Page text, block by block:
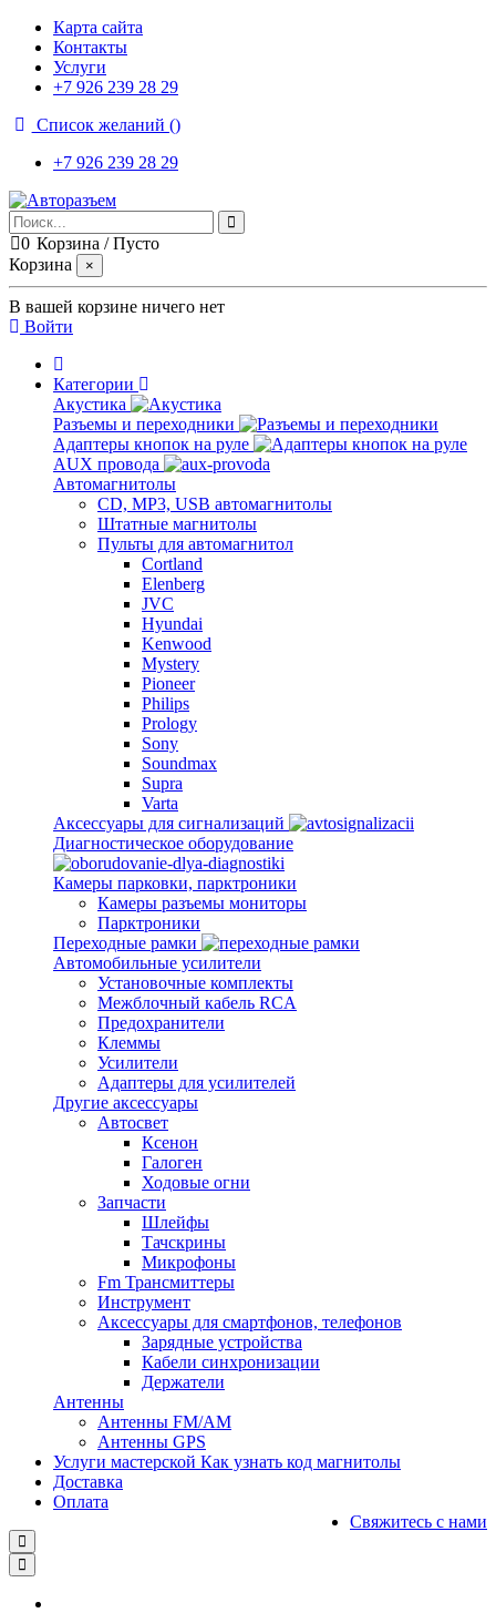
Карта сайта
Контакты
Услуги
+7 926 239 28 29
Список желаний ()
+7 926 239 28 29
0 Корзина /Пусто
Корзина
×
В вашей корзине ничего нет
Войти
Категории
Акустика
Разъемы и переходники
Адаптеры кнопок на руле
AUX провода
Автомагнитолы
CD, MP3, USB автомагнитолы
Штатные магнитолы
Пульты для автомагнитол
Cortland
Elenberg
JVC
Hyundai
Kenwood
Mystery
Pioneer
Philips
Prology
Sony
Soundmax
Supra
Varta
Аксессуары для сигнализаций
Диагностическое оборудование
Камеры парковки, парктроники
Камеры разъемы мониторы
Парктроники
Переходные рамки
Автомобильные усилители
Установочные комплекты
Межблочный кабель RCA
Предохранители
Клеммы
Усилители
Адаптеры для усилителей
Другие аксессуары
Автосвет
Ксенон
Галоген
Ходовые огни
Запчасти
Шлейфы
Тачскрины
Микрофоны
Fm Трансмиттеры
Инструмент
Аксессуары для смартфонов, телефонов
Зарядные устройства
Кабели синхронизации
Держатели
Антенны
Антенны FM/AM
Антенны GPS
Услуги мастерской Как узнать код магнитолы
Доставка
Оплата
Свяжитесь с нами